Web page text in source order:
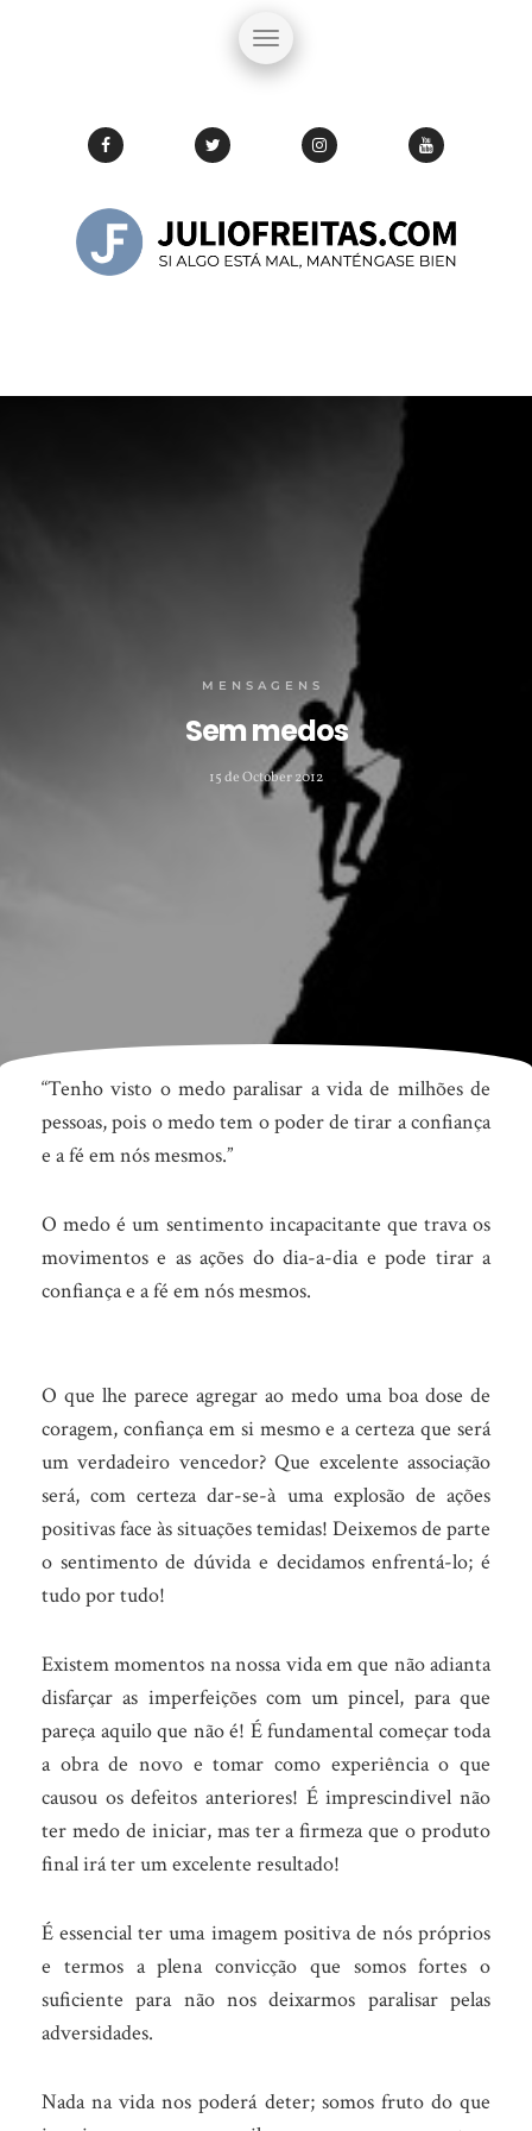
MENSAGENS
Sem medos
15 de October 2012
Sem
medos
“Tenho visto o medo paralisar a vida de milhões de
pessoas, pois o medo tem o poder de tirar a confiança
e a fé em nós mesmos.”
O medo é um sentimento incapacitante que trava os
movimentos e as ações do dia-a-dia e pode tirar a
confiança e a fé em nós mesmos.
O que lhe parece agregar ao medo uma boa dose de
coragem, confiança em si mesmo e a certeza que será
um verdadeiro vencedor? Que excelente associação
será, com certeza dar-se-à uma explosão de ações
positivas face às situações temidas! Deixemos de parte
o sentimento de dúvida e decidamos enfrentá-lo; é
tudo por tudo!
Existem momentos na nossa vida em que não adianta
disfarçar as imperfeições com um pincel, para que
pareça aquilo que não é! É fundamental começar toda
a obra de novo e tomar como experiência o que
causou os defeitos anteriores! É imprescindivel não
ter medo de iniciar, mas ter a firmeza que o produto
final irá ter um excelente resultado!
É essencial ter uma imagem positiva de nós próprios
e termos a plena convicção que somos fortes o
suficiente para não nos deixarmos paralisar pelas
adversidades.
Nada na vida nos poderá deter; somos fruto do que